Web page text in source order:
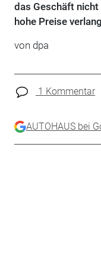
das Geschäft
hohe Preise
von dpa
1 Kommentar
AUTOHAUS bei